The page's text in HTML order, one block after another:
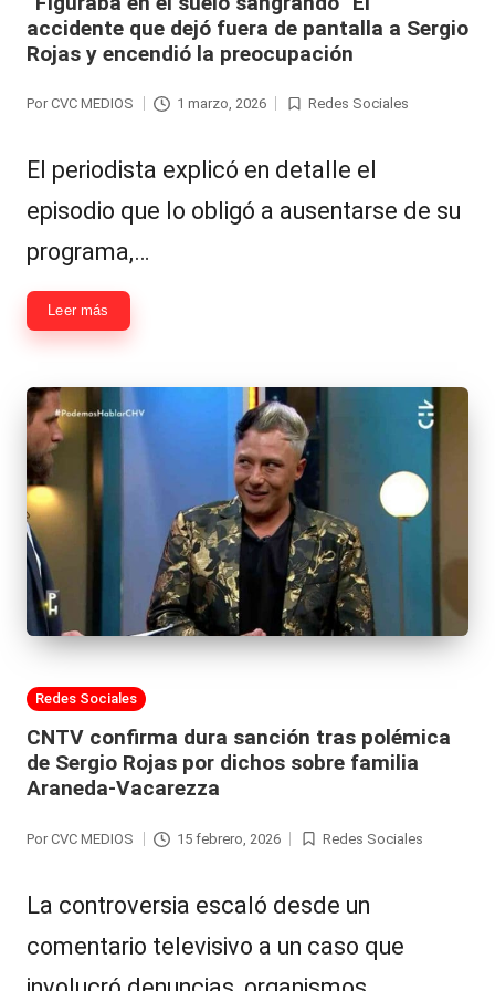
accidente que dejó fuera de pantalla a Sergio
Rojas y encendió la preocupación
Por CVC MEDIOS 1 marzo, 2026
Publicada
Redes Sociales
El periodista explicó en detalle el
episodio que lo obligó a ausentarse de su
programa,…
Leer más
Publicada
Redes Sociales
CNTV confirma dura sanción tras polémica
de Sergio Rojas por dichos sobre familia
Araneda-Vacarezza
Por CVC MEDIOS 15 febrero, 2026
Publicada
Redes Sociales
La controversia escaló desde un
comentario televisivo a un caso que